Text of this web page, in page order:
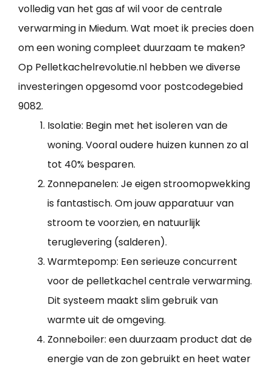
volledig van het gas af wil voor de centrale
verwarming in Miedum. Wat moet ik precies doen
om een woning compleet duurzaam te maken?
Op Pelletkachelrevolutie.nl hebben we diverse
investeringen opgesomd voor postcodegebied
9082.
Isolatie: Begin met het isoleren van de
woning. Vooral oudere huizen kunnen zo al
tot 40% besparen.
Zonnepanelen: Je eigen stroomopwekking
is fantastisch. Om jouw apparatuur van
stroom te voorzien, en natuurlijk
teruglevering (salderen).
Warmtepomp: Een serieuze concurrent
voor de pelletkachel centrale verwarming.
Dit systeem maakt slim gebruik van
warmte uit de omgeving.
Zonneboiler: een duurzaam product dat de
energie van de zon gebruikt en heet water